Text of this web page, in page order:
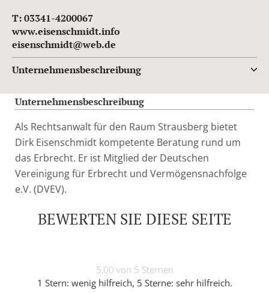
T: 03341-4200067
www.eisenschmidt.info
eisenschmidt@web.de
Unternehmensbeschreibung
Unternehmensbeschreibung
Als Rechtsanwalt für den Raum Strausberg bietet
Dirk Eisenschmidt kompetente Beratung rund um
das Erbrecht. Er ist Mitglied der Deutschen
Vereinigung für Erbrecht und Vermögensnachfolge
e.V. (DVEV).
BEWERTEN SIE DIESE SEITE
5,00 von 5 Sternen
1 Stern: wenig hilfreich, 5 Sterne: sehr hilfreich.